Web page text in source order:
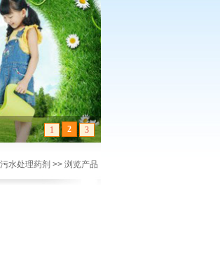
1 2 3
污水处理药剂 >> 浏览产品